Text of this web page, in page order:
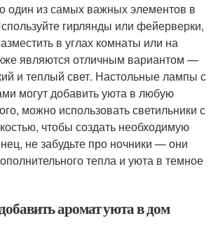
из самых важных элементов в
гирлянды или фейерверки,
в углах комнаты или на
являются отличным вариантом —
и теплый свет. Настольные лампы с
могут добавить уюта в любую
можно использовать светильники с
чтобы создать необходимую
не забудьте про ночники — они
тепла и уюта в темное
аромат уюта в дом